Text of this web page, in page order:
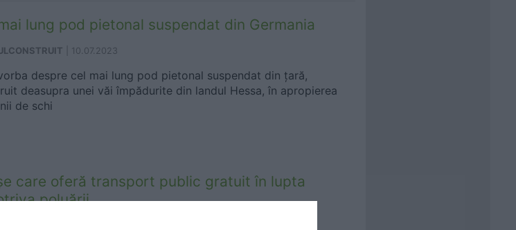
lung pod pietonal suspendat din Germania
10.07.2023
despre cel mai lung pod pietonal suspendat din țară,
deasupra unei văi împădurite din landul Hessa, în apropierea
de schi
care oferă transport public gratuit în lupta
poluării